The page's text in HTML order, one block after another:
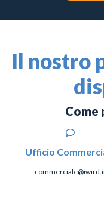
Il nostro
Come
Ufficio